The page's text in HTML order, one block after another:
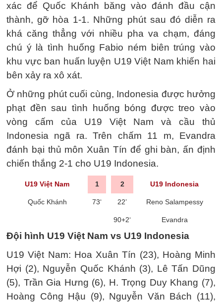
xác để Quốc Khánh băng vào đánh đầu cận
thành, gỡ hòa 1-1. Những phút sau đó diễn ra
khá căng thẳng với nhiều pha va chạm, đáng
chú ý là tình huống Fabio ném biên trúng vào
khu vực ban huấn luyện U19 Việt Nam khiến hai
bên xảy ra xô xát.
Ở những phút cuối cùng, Indonesia được hưởng
phạt đền sau tình huống bóng được treo vào
vòng cấm của U19 Việt Nam và cầu thủ
Indonesia ngã ra. Trên chấm 11 m, Evandra
đánh bại thủ môn Xuân Tín để ghi bàn, ấn định
chiến thắng 2-1 cho U19 Indonesia.
U19 Việt Nam 1 2 U19 Indonesia
Quốc Khánh 73‘ 22’ Reno Salampessy
90+2‘ Evandra
Đội hình U19 Việt Nam vs U19 Indonesia
U19 Việt Nam: Hoa Xuân Tín (23), Hoàng Minh
Hợi (2), Nguyễn Quốc Khánh (3), Lê Tấn Dũng
(5), Trần Gia Hưng (6), H. Trọng Duy Khang (7),
Hoàng Công Hậu (9), Nguyễn Văn Bách (11),